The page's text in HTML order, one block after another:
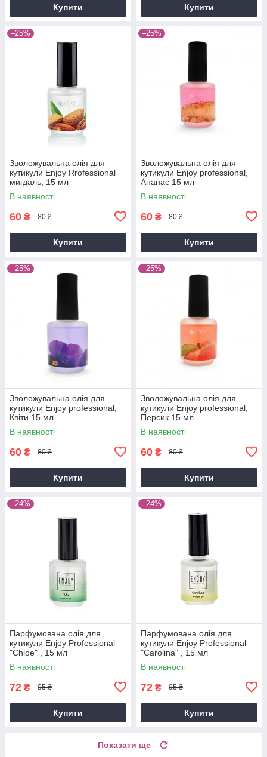
Купити Купити
–25%
Зволожувальна олія для
кутикули Enjoy Rrofessional
мигдаль, 15 мл
В наявності
60 ₴ 80 ₴
Купити
–25%
Зволожувальна олія для
кутикули Enjoy professional,
Ананас 15 мл
В наявності
60 ₴ 80 ₴
Купити
–25%
Зволожувальна олія для
кутикули Enjoy professional,
Квіти 15 мл
В наявності
60 ₴ 80 ₴
Купити
–25%
Зволожувальна олія для
кутикули Enjoy professional,
Персик 15 мл
В наявності
60 ₴ 80 ₴
Купити
–24%
Парфумована олія для
кутикули Enjoy Professional
"Chloe" , 15 мл
В наявності
72 ₴ 95 ₴
Купити
–24%
Парфумована олія для
кутикули Enjoy Professional
"Carolina" , 15 мл
В наявності
72 ₴ 95 ₴
Купити
Показати ще